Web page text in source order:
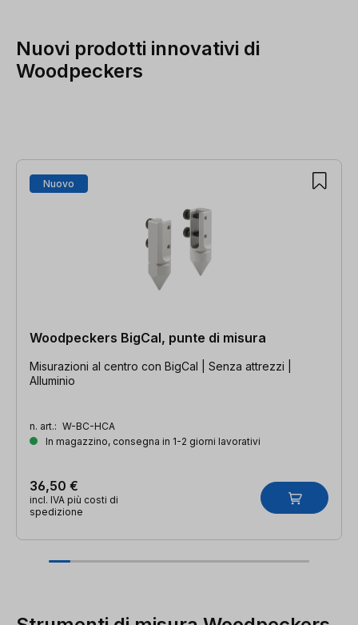
Nuovi prodotti innovativi di
Woodpeckers
Salta la galleria dei prodotti
Nuovo
Woodpeckers BigCal, punte di misura
Misurazioni al centro con BigCal | Senza attrezzi |
Alluminio
n. art.: W-BC-HCA
In magazzino, consegna in 1-2 giorni lavorativi
36,50 €
incl. IVA più costi di
spedizione